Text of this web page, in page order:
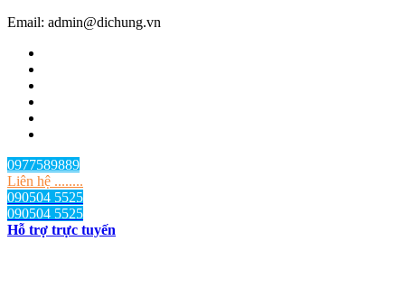
Email: admin@dichung.vn
0977589889
Liên hệ ........
090504 5525
090504 5525
Hỗ trợ trực tuyến